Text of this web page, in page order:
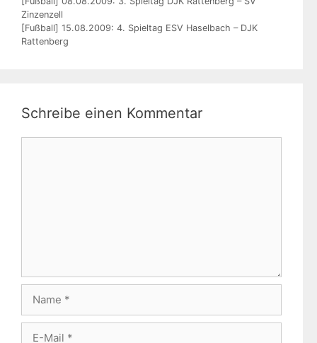
Zinzenzell
[Fußball] 15.08.2009: 4. Spieltag ESV Haselbach – DJK
Rattenberg
Schreibe einen Kommentar